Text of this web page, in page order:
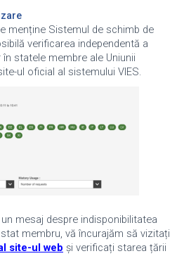
menține Sistemul de schimb de
verificarea independentă a
statele membre ale Uniunii
ul oficial al sistemului VIES.
mesaj despre indisponibilitatea
membru, vă încurajăm să vizitați
site-ul web și verificați starea țării